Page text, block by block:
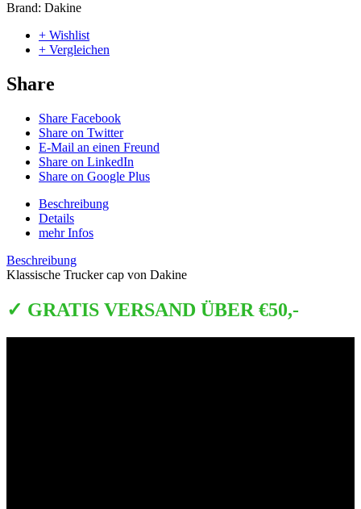
Brand: Dakine
+ Wishlist
+ Vergleichen
Share
Share Facebook
Share on Twitter
E-Mail an einen Freund
Share on LinkedIn
Share on Google Plus
Beschreibung
Details
mehr Infos
Beschreibung
Klassische Trucker cap von Dakine
✓ GRATIS VERSAND ÜBER €50,-